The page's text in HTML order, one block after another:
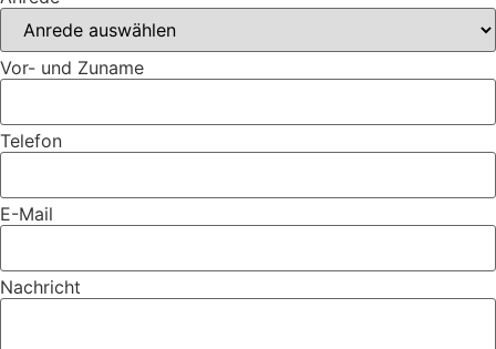
Vor- und Zuname
Telefon
E-Mail
Nachricht